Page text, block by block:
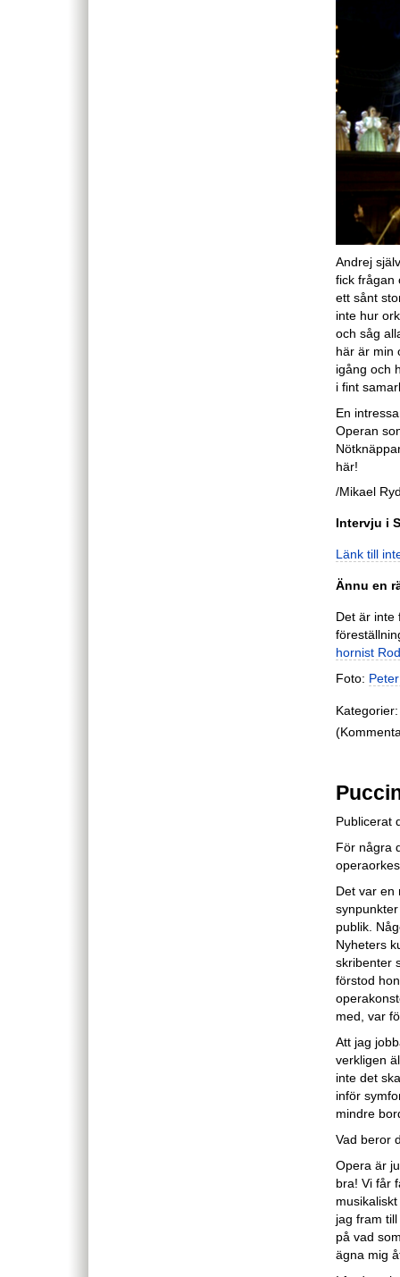
Andrej
fick frågan
ett sånt
inte hur
och såg
här är min
igång och
i fint
En
Operan
här!
/Mikael
Intervju i
Länk till
Ännu en
Det är inte
hornist
Foto:
Kategorier:
Publicerat
För några
Det var en
publik.
Nyheters
skribenter
förstod
med, var
Att jag
verkligen
inte det
inför
mindre
Vad beror
Opera är
bra! Vi får
jag fram
på vad
ägna mig